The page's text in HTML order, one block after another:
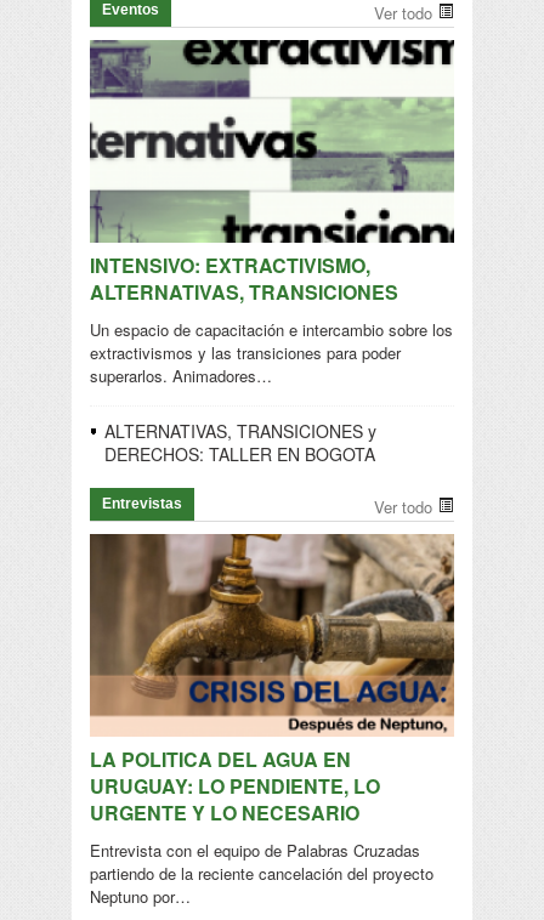
Eventos Ver todo
INTENSIVO: EXTRACTIVISMO,
ALTERNATIVAS, TRANSICIONES
Un espacio de capacitación e intercambio sobre los
extractivismos y las transiciones para poder
superarlos. Animadores…
ALTERNATIVAS, TRANSICIONES y
DERECHOS: TALLER EN BOGOTA
Entrevistas Ver todo
LA POLITICA DEL AGUA EN
URUGUAY: LO PENDIENTE, LO
URGENTE Y LO NECESARIO
Entrevista con el equipo de Palabras Cruzadas
partiendo de la reciente cancelación del proyecto
Neptuno por…